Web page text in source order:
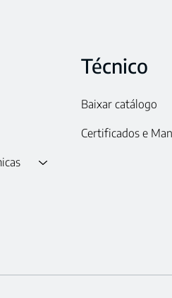
Técnico
Baixar catálogo
Certificados e